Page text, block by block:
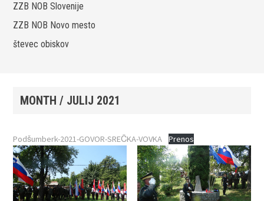
ZZB NOB Slovenije
ZZB NOB Novo mesto
števec obiskov
MONTH / JULIJ 2021
Podšumberk-2021-GOVOR-SREČKA-VOVKA Prenos